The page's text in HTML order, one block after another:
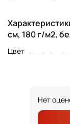
см, 180 г/м2,
Цвет
Нет